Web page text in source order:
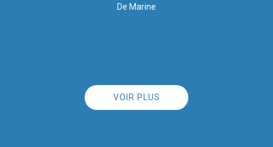
entreprise à 100%
VOIR PLUS